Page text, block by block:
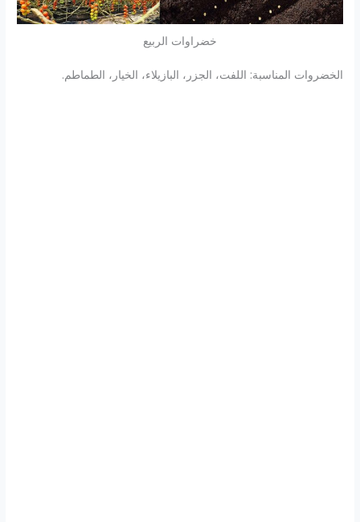
خضراوات الربيع
الخضروات المناسبة: اللفت، الجزر، البازيلاء، الخيار، الطماطم.